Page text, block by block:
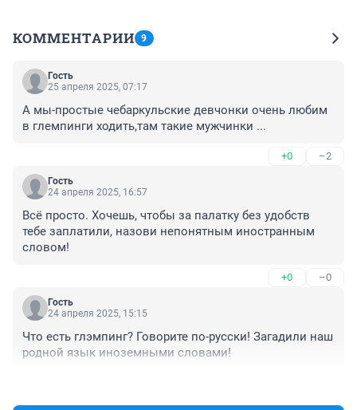
КОММЕНТАРИИ 9
Гость
25 апреля 2025, 07:17
А мы-простые чебаркульские девчонки очень любим
в глемпинги ходить,там такие мужчинки ...
+0 –2
Гость
24 апреля 2025, 16:57
Всё просто. Хочешь, чтобы за палатку без удобств
тебе заплатили, назови непонятным иностранным
словом!
+0 –0
Гость
24 апреля 2025, 15:15
Что есть глэмпинг? Говорите по-русски! Загадили наш
родной язык иноземными словами!